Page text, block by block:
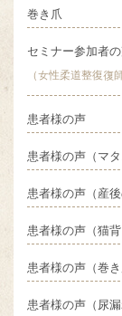
巻き爪
セミナー参加者
（女性柔道整復復
患者様の声
患者様の声（マタ
患者様の声（産
患者様の声（猫
患者様の声（巻き
患者様の声（尿